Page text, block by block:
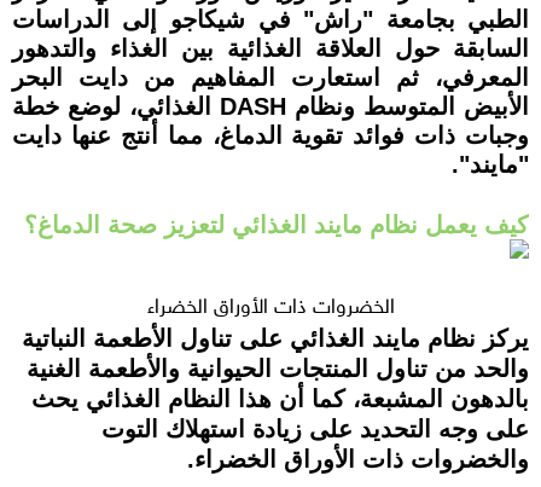
الطبي بجامعة "راش" في شيكاجو إلى الدراسات
السابقة حول العلاقة الغذائية بين الغذاء والتدهور
المعرفي، ثم استعارت المفاهيم من دايت البحر
الأبيض المتوسط ونظام DASH الغذائي، لوضع خطة
وجبات ذات فوائد تقوية الدماغ، مما أنتج عنها دايت
"مايند".
كيف يعمل نظام مايند الغذائي لتعزيز صحة الدماغ؟
الخضروات ذات الأوراق الخضراء
يركز نظام مايند الغذائي على تناول الأطعمة النباتية
والحد من تناول المنتجات الحيوانية والأطعمة الغنية
بالدهون المشبعة، كما أن هذا النظام الغذائي يحث
على وجه التحديد على زيادة استهلاك التوت
والخضروات ذات الأوراق الخضراء.